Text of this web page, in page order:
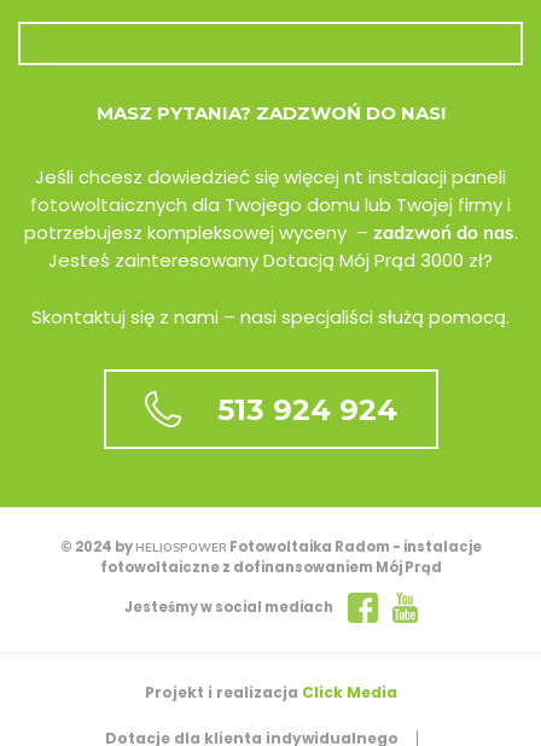
MASZ PYTANIA? ZADZWOŃ DO NAS!
Jeśli chcesz dowiedzieć się więcej nt instalacji paneli
fotowoltaicznych dla Twojego domu lub Twojej firmy i
potrzebujesz kompleksowej wyceny – zadzwoń do nas.
Jesteś zainteresowany Dotacją Mój Prąd 3000 zł?
Skontaktuj się z nami – nasi specjaliści służą pomocą.
513 924 924
© 2024 byHELIOSPOWERFotowoltaika Radom - instalacje
fotowoltaiczne z dofinansowaniem Mój Prąd
Jesteśmy w social mediach
Projekt i realizacja Click Media
Dotacje dla klienta indywidualnego